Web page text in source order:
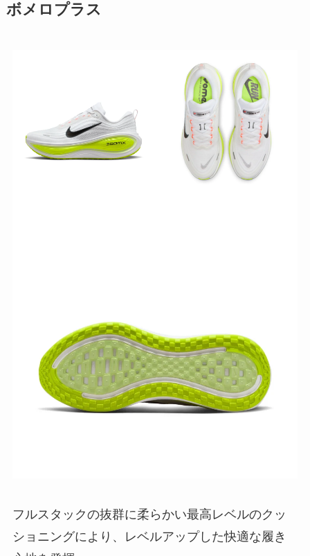
ボメロプラス
フルスタックの抜群に柔らかい最高レベルのクッ
ショニングにより、レベルアップした快適な履き